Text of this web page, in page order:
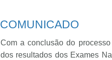
COMUNICADO
Com a conclusão do
dos resultados dos Exames